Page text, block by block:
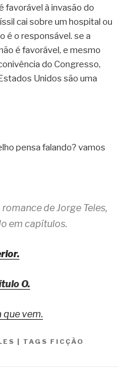
favorável à invasão do
cai sobre um hospital ou
é o responsável. se a
é favorável, e mesmo
do Congresso,
Unidos são uma
pensa falando? vamos
romance de Jorge Teles,
em capítulos.
O.
que vem.
| TAGS FICÇÃO